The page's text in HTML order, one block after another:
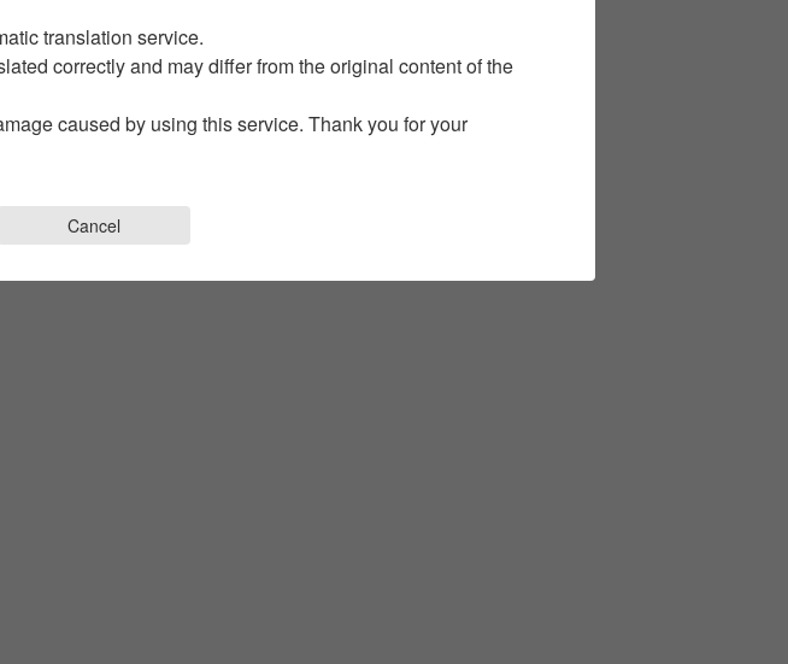
translation service.
correctly and may differ from the original content of the
caused by using this service. Thank you for your
Cancel